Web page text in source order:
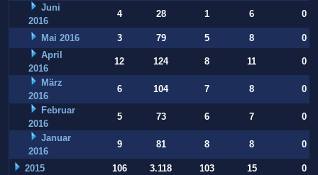
Juni
2016
4 28 1 6 0
Mai 2016 3 79 5 8
0
April
2016
12 124 8 11
0
März
2016
6 104 7 8
0
Februar
2016
5 73 6 7
0
Januar
2016
9 81 8 8 0
2015 106 3.118 103 15
0